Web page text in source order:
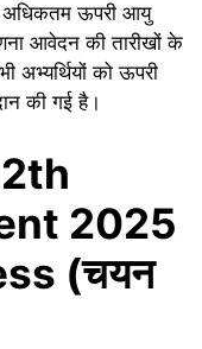
अधिकतम ऊपरी आयु
आवेदन की तारीखों के
अभ्यर्थियों को ऊपरी
की गई है।
2025
(चयन